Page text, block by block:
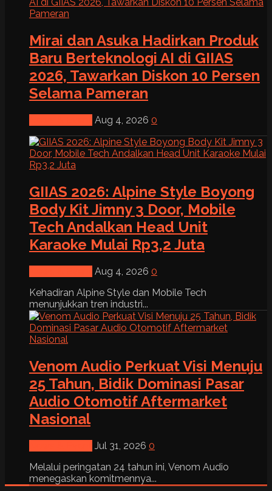
Mirai dan Asuka Hadirkan Produk
Baru Berteknologi AI di GIIAS
2026, Tawarkan Diskon 10 Persen
Selama Pameran
Aug 4, 2026 0
GIIAS 2026: Alpine Style Boyong
Body Kit Jimny 3 Door, Mobile
Tech Andalkan Head Unit
Karaoke Mulai Rp3,2 Juta
Aug 4, 2026 0
Kehadiran Alpine Style dan Mobile Tech
menunjukkan tren industri...
Venom Audio Perkuat Visi Menuju
25 Tahun, Bidik Dominasi Pasar
Audio Otomotif Aftermarket
Nasional
Jul 31, 2026 0
Melalui peringatan 24 tahun ini, Venom Audio
menegaskan komitmennya...